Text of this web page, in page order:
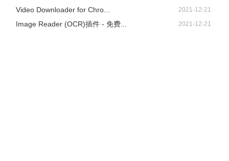
Video Downloader for Chro... 2021-12-21
Image Reader (OCR)插件 - 免费... 2021-12-21